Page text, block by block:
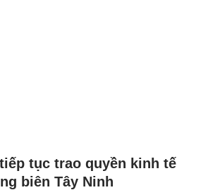
tục trao quyền kinh tế
biên Tây Ninh